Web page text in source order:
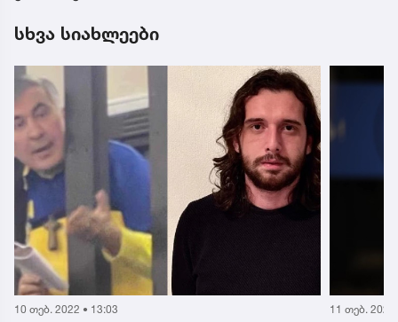
სხვა სიახლეები
10 თებ. 2022 • 13:03 11 თებ. 2022